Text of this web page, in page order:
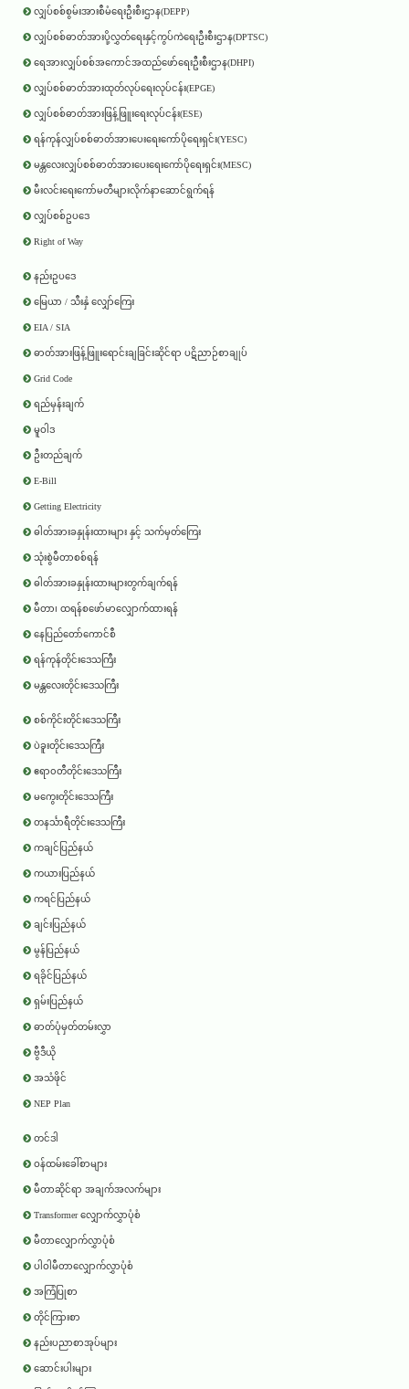
လျှပ်စစ်စွမ်းအားစီမံရေးဦးစီးဌာန(DEPP)
လျှပ်စစ်ဓာတ်အားပို့လွှတ်ရေးနှင့်ကွပ်ကဲရေးဦးစီးဌာန(DPTSC)
ရေအားလျှပ်စစ်အကောင်အထည်ဖော်ရေးဦးစီးဌာန(DHPI)
လျှပ်စစ်ဓာတ်အားထုတ်လုပ်ရေးလုပ်ငန်း(EPGE)
လျှပ်စစ်ဓာတ်အားဖြန့်ဖြူးရေးလုပ်ငန်း(ESE)
ရန်ကုန်လျှပ်စစ်ဓာတ်အားပေးရေးကော်ပိုရေးရှင်း(YESC)
မန္တလေးလျှပ်စစ်ဓာတ်အားပေးရေးကော်ပိုရေးရှင်း(MESC)
မီးလင်းရေးကော်မတီများလိုက်နာဆောင်ရွက်ရန်
လျှပ်စစ်ဥပဒေ
Right of Way
နည်းဥပဒေ
မြေယာ / သီးနှံ လျှော်ကြေး
EIA / SIA
ဓာတ်အားဖြန့်ဖြူးရောင်းချခြင်းဆိုင်ရာ ပဋိညာဉ်စာချုပ်
Grid Code
ရည်မှန်းချက်
မူဝါဒ
ဦးတည်ချက်
E-Bill
Getting Electricity
ဓါတ်အားခနှုန်းထားများ နှင့် သက်မှတ်ကြေး
သုံးစွဲမီတာစစ်ရန်
ဓါတ်အားခနှုန်းထားများတွက်ချက်ရန်
မီတာ၊ ထရန်စဖော်မာလျှောက်ထားရန်
နေပြည်တော်ကောင်စီ
ရန်ကုန်တိုင်းဒေသကြီး
မန္တလေးတိုင်းဒေသကြီး
စစ်ကိုင်းတိုင်းဒေသကြီး
ပဲခူးတိုင်းဒေသကြီး
ဧရာ၀တီတိုင်းဒေသကြီး
မကွေးတိုင်းဒေသကြီး
တနင်္သာရီတိုင်းဒေသကြီး
ကချင်ပြည်နယ်
ကယားပြည်နယ်
ကရင်ပြည်နယ်
ချင်းပြည်နယ်
မွန်ပြည်နယ်
ရခိုင်ပြည်နယ်
ရှမ်းပြည်နယ်
ဓာတ်ပုံမှတ်တမ်းလွှာ
ဗွီဒီယို
အသံဖိုင်
NEP Plan
တင်ဒါ
ဝန်ထမ်းခေါ်စာများ
မီတာဆိုင်ရာ အချက်အလက်များ
Transformer လျှောက်လွှာပုံစံ
မီတာလျှောက်လွှာပုံစံ
ပါဝါမီတာလျှောက်လွှာပုံစံ
အကြံပြုစာ
တိုင်ကြားစာ
နည်းပညာစာအုပ်များ
ဆောင်းပါးများ